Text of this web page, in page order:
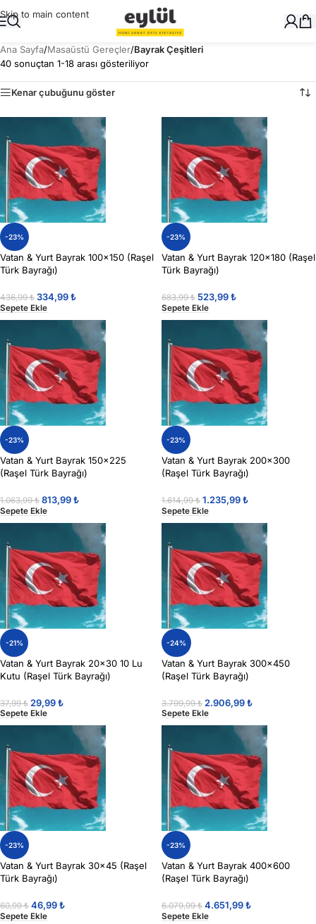
Skip to main content
Ana Sayfa/Masaüstü Gereçler/Bayrak Çeşitleri
40 sonuçtan 1-18 arası gösteriliyor
Kenar çubuğunu göster
-23%
Vatan & Yurt Bayrak 100×150 (Raşel
Türk Bayrağı)
436,99₺ 334,99₺
Sepete Ekle
-23%
Vatan & Yurt Bayrak 120×180 (Raşel
Türk Bayrağı)
683,99₺ 523,99₺
Sepete Ekle
-23%
Vatan & Yurt Bayrak 150×225
(Raşel Türk Bayrağı)
1.063,99₺ 813,99₺
Sepete Ekle
-23%
Vatan & Yurt Bayrak 200×300
(Raşel Türk Bayrağı)
1.614,99₺ 1.235,99₺
Sepete Ekle
-21%
Vatan & Yurt Bayrak 20×30 10 Lu
Kutu (Raşel Türk Bayrağı)
37,99₺ 29,99₺
Sepete Ekle
-24%
Vatan & Yurt Bayrak 300×450
(Raşel Türk Bayrağı)
3.799,99₺ 2.906,99₺
Sepete Ekle
-23%
Vatan & Yurt Bayrak 30×45 (Raşel
Türk Bayrağı)
60,99₺ 46,99₺
Sepete Ekle
-23%
Vatan & Yurt Bayrak 400×600
(Raşel Türk Bayrağı)
6.079,99₺ 4.651,99₺
Sepete Ekle